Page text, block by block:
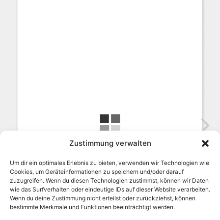
Zustimmung verwalten
Um dir ein optimales Erlebnis zu bieten, verwenden wir Technologien wie
Cookies, um Geräteinformationen zu speichern und/oder darauf
zuzugreifen. Wenn du diesen Technologien zustimmst, können wir Daten
wie das Surfverhalten oder eindeutige IDs auf dieser Website verarbeiten.
Wenn du deine Zustimmung nicht erteilst oder zurückziehst, können
bestimmte Merkmale und Funktionen beeinträchtigt werden.